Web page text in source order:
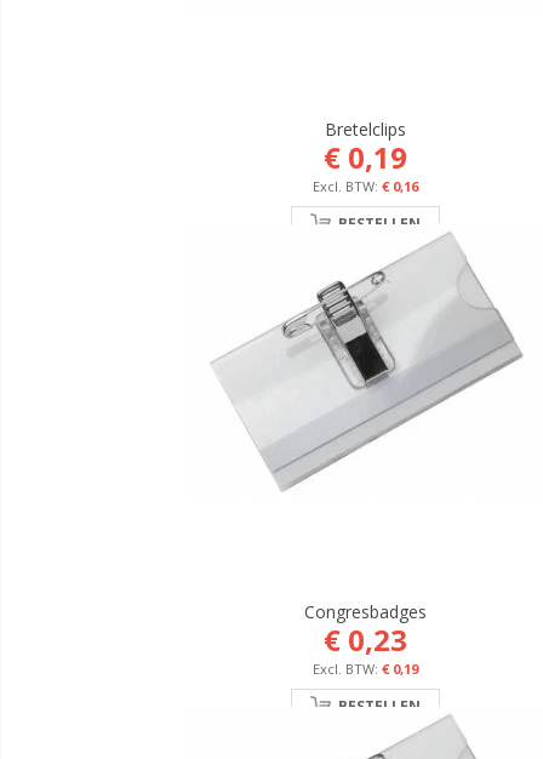
Bretelclips
€ 0,19
€ 0,16
BESTELLEN
Congresbadges
€ 0,23
€ 0,19
BESTELLEN